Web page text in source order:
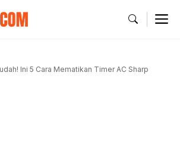
Ini 5 Cara Mematikan Timer AC Sharp